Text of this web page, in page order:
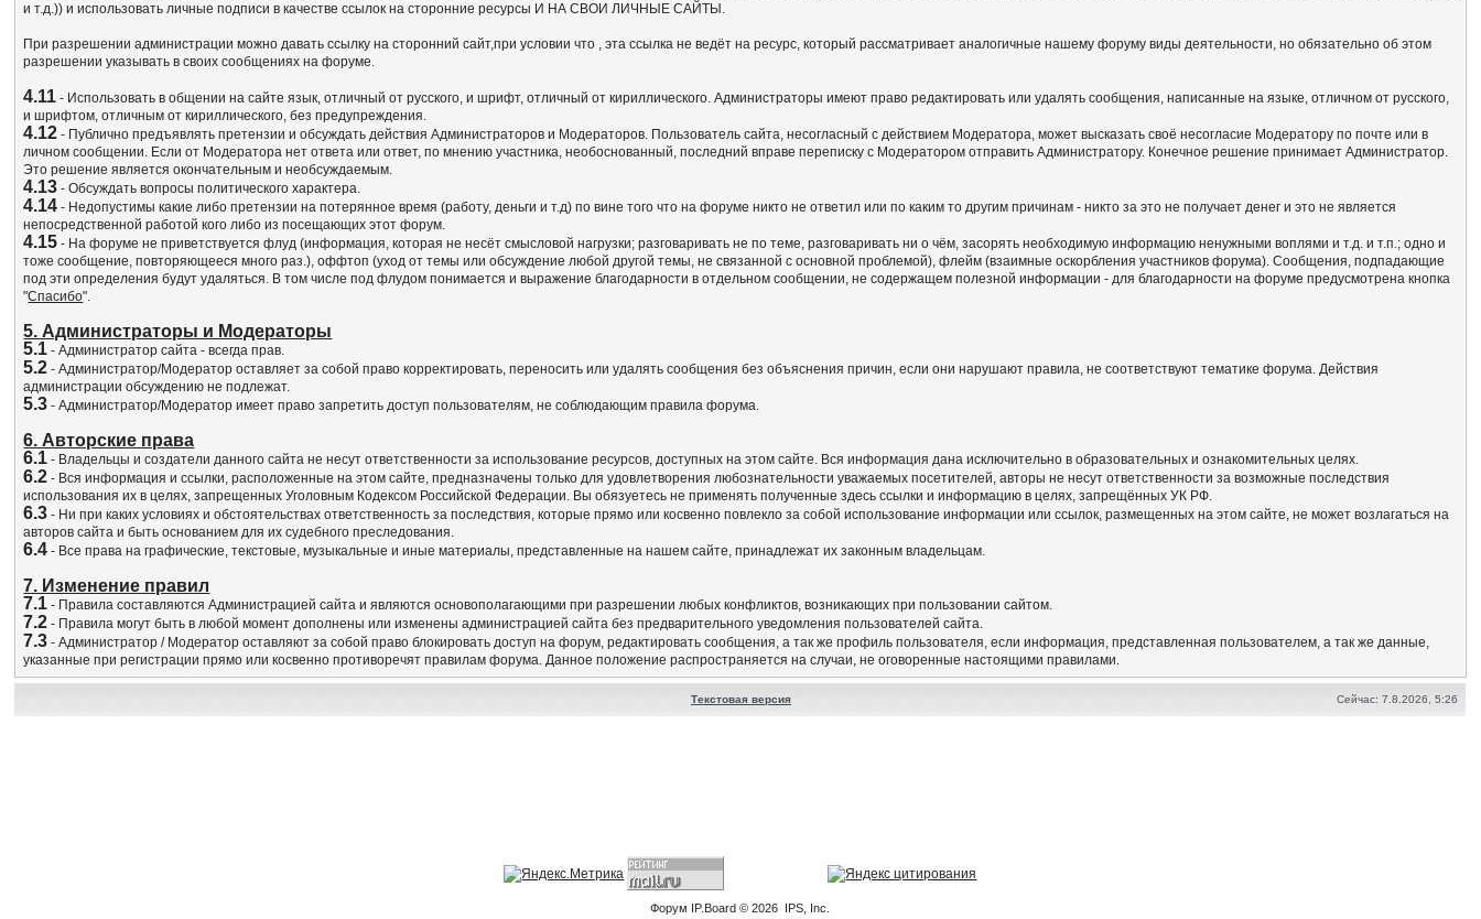
и т.д.)) и использовать личные подписи в качестве ссылок на сторонние ресурсы И НА СВОИ ЛИЧНЫЕ САЙТЫ.
При разрешении администрации можно давать ссылку на сторонний сайт,при условии что , эта ссылка не ведёт на ресурс, который рассматривает аналогичные нашему форуму виды деятельности, но обязательно об этом
разрешении указывать в своих сообщениях на форуме.
4.11 - Использовать в общении на сайте язык, отличный от русского, и шрифт, отличный от кириллического. Администраторы имеют право редактировать или удалять сообщения, написанные на языке, отличном от русского,
и шрифтом, отличным от кириллического, без предупреждения.
4.12 - Публично предъявлять претензии и обсуждать действия Администраторов и Модераторов. Пользователь сайта, несогласный с действием Модератора, может высказать своё несогласие Модератору по почте или в
личном сообщении. Если от Модератора нет ответа или ответ, по мнению участника, необоснованный, последний вправе переписку с Модератором отправить Администратору. Конечное решение принимает Администратор.
Это решение является окончательным и необсуждаемым.
4.13 - Обсуждать вопросы политического характера.
4.14 - Недопустимы какие либо претензии на потерянное время (работу, деньги и т.д) по вине того что на форуме никто не ответил или по каким то другим причинам - никто за это не получает денег и это не является
непосредственной работой кого либо из посещающих этот форум.
4.15 - На форуме не приветствуется флуд (информация, которая не несёт смысловой нагрузки; разговаривать не по теме, разговаривать ни о чём, засорять необходимую информацию ненужными воплями и т.д. и т.п.; одно и
тоже сообщение, повторяющееся много раз.), оффтоп (уход от темы или обсуждение любой другой темы, не связанной с основной проблемой), флейм (взаимные оскорбления участников форума). Сообщения, подпадающие
под эти определения будут удаляться. В том числе под флудом понимается и выражение благодарности в отдельном сообщении, не содержащем полезной информации - для благодарности на форуме предусмотрена кнопка
"Спасибо".
5. Администраторы и Модераторы
5.1 - Администратор сайта - всегда прав.
5.2 - Администратор/Модератор оставляет за собой право корректировать, переносить или удалять сообщения без объяснения причин, если они нарушают правила, не соответствуют тематике форума. Действия
администрации обсуждению не подлежат.
5.3 - Администратор/Модератор имеет право запретить доступ пользователям, не соблюдающим правила форума.
6. Авторские права
6.1 - Владельцы и создатели данного сайта не несут ответственности за использование ресурсов, доступных на этом сайте. Вся информация дана исключительно в образовательных и ознакомительных целях.
6.2 - Вся информация и ссылки, расположенные на этом сайте, предназначены только для удовлетворения любознательности уважаемых посетителей, авторы не несут ответственности за возможные последствия
использования их в целях, запрещенных Уголовным Кодексом Российской Федерации. Вы обязуетесь не применять полученные здесь ссылки и информацию в целях, запрещённых УК РФ.
6.3 - Ни при каких условиях и обстоятельствах ответственность за последствия, которые прямо или косвенно повлекло за собой использование информации или ссылок, размещенных на этом сайте, не может возлагаться на
авторов сайта и быть основанием для их судебного преследования.
6.4 - Все права на графические, текстовые, музыкальные и иные материалы, представленные на нашем сайте, принадлежат их законным владельцам.
7. Изменение правил
7.1 - Правила составляются Администрацией сайта и являются основополагающими при разрешении любых конфликтов, возникающих при пользовании сайтом.
7.2 - Правила могут быть в любой момент дополнены или изменены администрацией сайта без предварительного уведомления пользователей сайта.
7.3 - Администратор / Модератор оставляют за собой право блокировать доступ на форум, редактировать сообщения, а так же профиль пользователя, если информация, представленная пользователем, а так же данные,
указанные при регистрации прямо или косвенно противоречят правилам форума. Данное положение распространяется на случаи, не оговоренные настоящими правилами.
Текстовая версия Сейчас: 7.8.2026, 5:26
Форум IP.Board © 2026 IPS, Inc